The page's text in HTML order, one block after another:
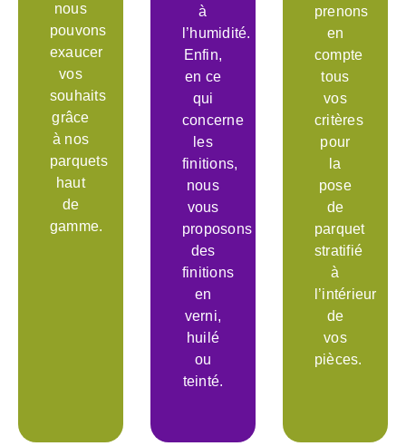
nous
pouvons
exaucer
vos
souhaits
grâce
à nos
parquets
haut
de
gamme.
à
l’humidité.
Enfin,
en ce
qui
concerne
les
finitions,
nous
vous
proposons
des
finitions
en
verni,
huilé
ou
teinté.
prenons
en
compte
tous
vos
critères
pour
la
pose
de
parquet
stratifié
à
l’intérieur
de
vos
pièces.